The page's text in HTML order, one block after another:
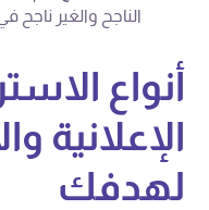
الناجح والغير ناجح
أنواع
الإعلانية
لهدفك